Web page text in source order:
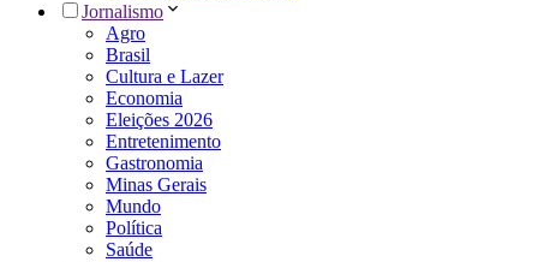
Jornalismo
Agro
Brasil
Cultura e Lazer
Economia
Eleições 2026
Entretenimento
Gastronomia
Minas Gerais
Mundo
Política
Saúde